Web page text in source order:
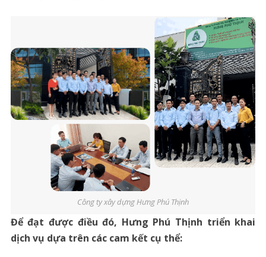
Công ty xây dựng Hưng Phú Thịnh
Để đạt được điều đó, Hưng Phú Thịnh triển khai
dịch vụ dựa trên các cam kết cụ thể: